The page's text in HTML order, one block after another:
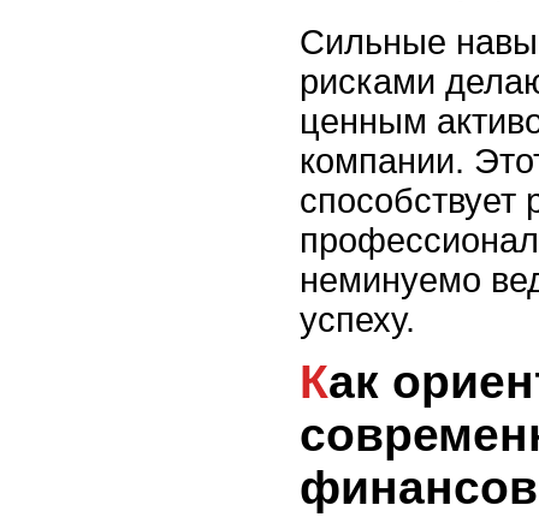
Сильные
рисками
ценным
компании.
способствует
неминуемо
успеху.
Как ориентироваться в